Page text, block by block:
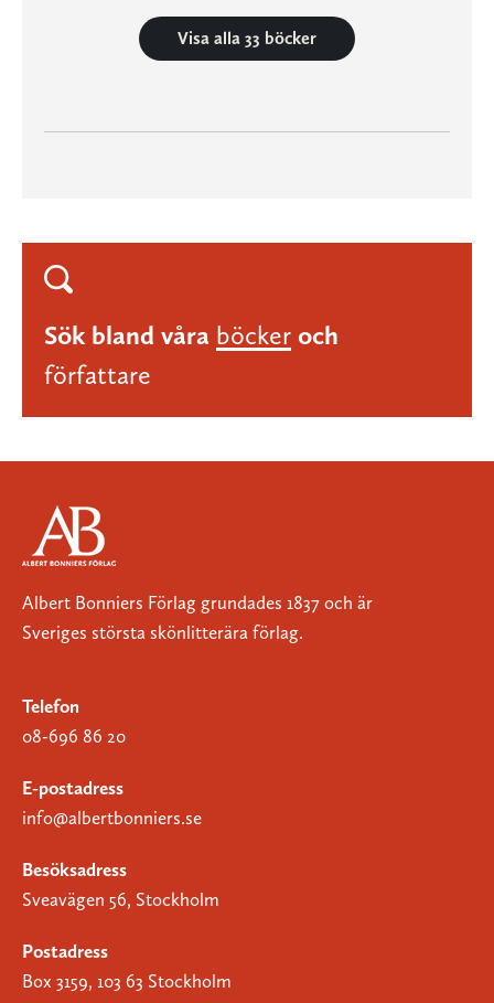
Visa alla 33 böcker
Sök bland våra böcker och
författare
Albert Bonniers Förlag grundades 1837 och är
Sveriges största skönlitterära förlag.
Telefon
08-696 86 20
E-postadress
info@albertbonniers.se
Besöksadress
Sveavägen 56, Stockholm
Postadress
Box 3159, 103 63 Stockholm